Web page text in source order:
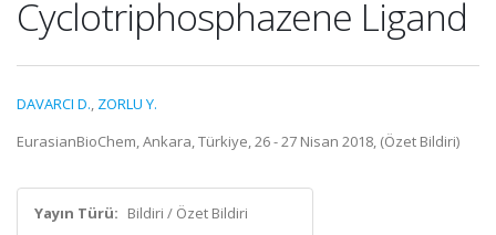
Cyclotriphosphazene Ligand
DAVARCI D., ZORLU Y.
EurasianBioChem, Ankara, Türkiye, 26 - 27 Nisan 2018, (Özet Bildiri)
Yayın Türü: Bildiri / Özet Bildiri